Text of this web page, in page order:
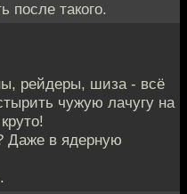
после такого.
рейдеры, шиза - всё
чужую лачугу на
Даже в ядерную